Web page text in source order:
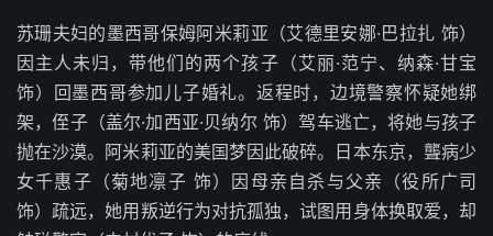
苏珊夫妇的墨西哥保姆阿米莉亚（艾德里安娜·巴拉扎 饰）
因主人未归，带他们的两个孩子（艾丽·范宁、纳森·甘宝
饰）回墨西哥参加儿子婚礼。返程时，边境警察怀疑她绑
架，侄子（盖尔·加西亚·贝纳尔 饰）驾车逃亡，将她与孩子
抛在沙漠。阿米莉亚的美国梦因此破碎。日本东京，聾病少
女千惠子（菊地凛子 饰）因母亲自杀与父亲（役所广司
饰）疏远，她用叛逆行为对抗孤独，试图用身体换取爱，却